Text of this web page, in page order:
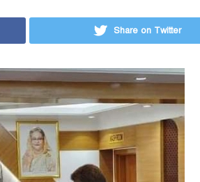
Share on Twitter